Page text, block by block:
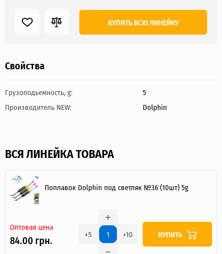
КУПИТЬ ВСЮ ЛИНЕЙКУ
Свойства
Грузоподьемность, g:
5
Производитель NEW:
Dolphin
ВСЯ ЛИНЕЙКА ТОВАРА
Поплавок Dolphin под светляк №36 (10шт) 5g
Оптовая цена
84.00 грн. +5 +10 КУПИТЬ